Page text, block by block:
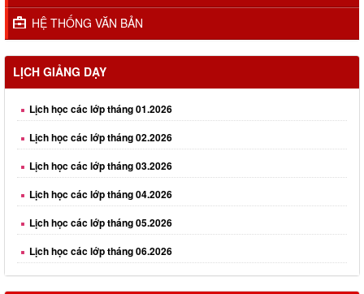
HỆ THỐNG VĂN BẢN
LỊCH GIẢNG DẠY
Lịch học các lớp tháng 02.2026
Lịch học các lớp tháng 03.2026
Lịch học các lớp tháng 04.2026
Lịch học các lớp tháng 05.2026
Lịch học các lớp tháng 06.2026
Lịch học các lớp tháng 08.2026